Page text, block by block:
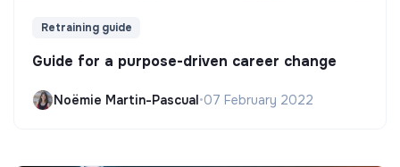
Retraining guide
Guide for a purpose-driven career change
Noëmie Martin-Pascual•07 February 2022